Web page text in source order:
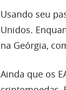
Usando seu
Unidos.
na Geórgia,
Ainda que os